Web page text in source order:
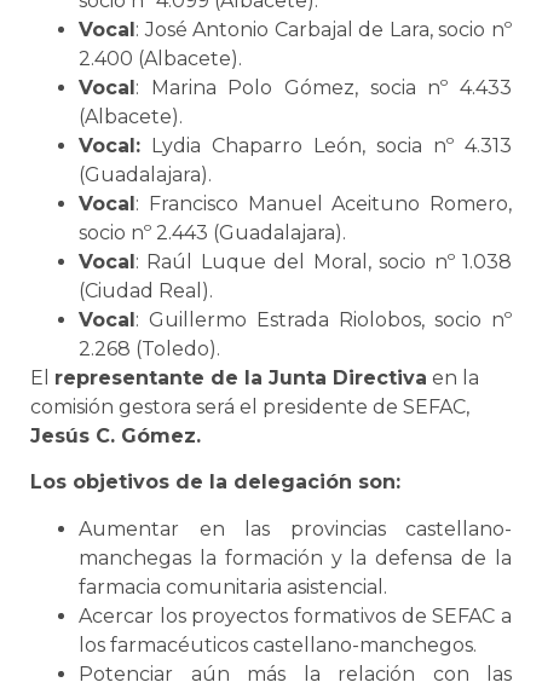
Vocal: José Antonio Carbajal de Lara, socio nº
2.400 (Albacete).
Vocal: Marina Polo Gómez, socia nº 4.433
(Albacete).
Vocal: Lydia Chaparro León, socia nº 4.313
(Guadalajara).
Vocal: Francisco Manuel Aceituno Romero,
socio nº 2.443 (Guadalajara).
Vocal: Raúl Luque del Moral, socio nº 1.038
(Ciudad Real).
Vocal: Guillermo Estrada Riolobos, socio nº
2.268 (Toledo).
El representante de la Junta Directiva en la
comisión gestora será el presidente de SEFAC,
Jesús C. Gómez.
Los objetivos de la delegación son:
Aumentar en las provincias castellano-
manchegas la formación y la defensa de la
farmacia comunitaria asistencial.
Acercar los proyectos formativos de SEFAC a
los farmacéuticos castellano-manchegos.
Potenciar aún más la relación con las